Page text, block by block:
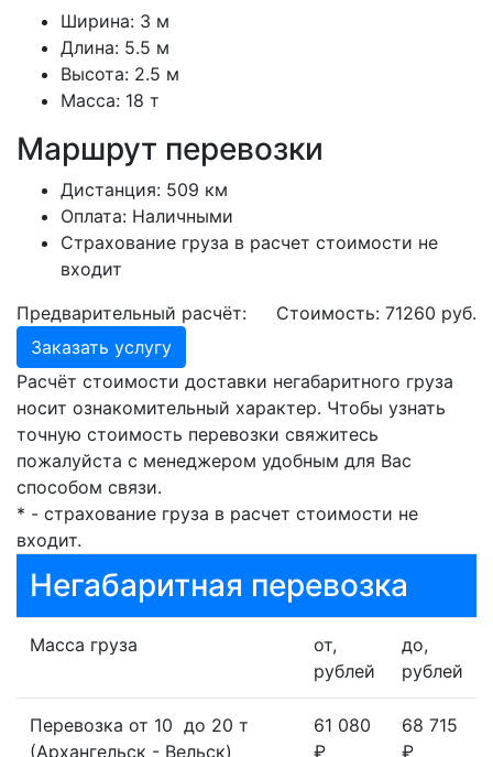
Ширина: 3 м
Длина: 5.5 м
Высота: 2.5 м
Масса: 18 т
Маршрут перевозки
Дистанция: 509 км
Оплата: Наличными
Страхование груза в расчет стоимости не
входит
Предварительный расчёт:
Стоимость: 71260 руб.
Заказать услугу
Расчёт стоимости доставки негабаритного груза
носит ознакомительный характер. Чтобы узнать
точную стоимость перевозки свяжитесь
пожалуйста с менеджером удобным для Вас
способом связи.
* - страхование груза в расчет стоимости не
входит.
Негабаритная перевозка
Масса груза
от,
рублей
до,
рублей
Перевозка от 10 до 20 т
(Архангельск - Вельск)
61 080
₽
68 715
₽